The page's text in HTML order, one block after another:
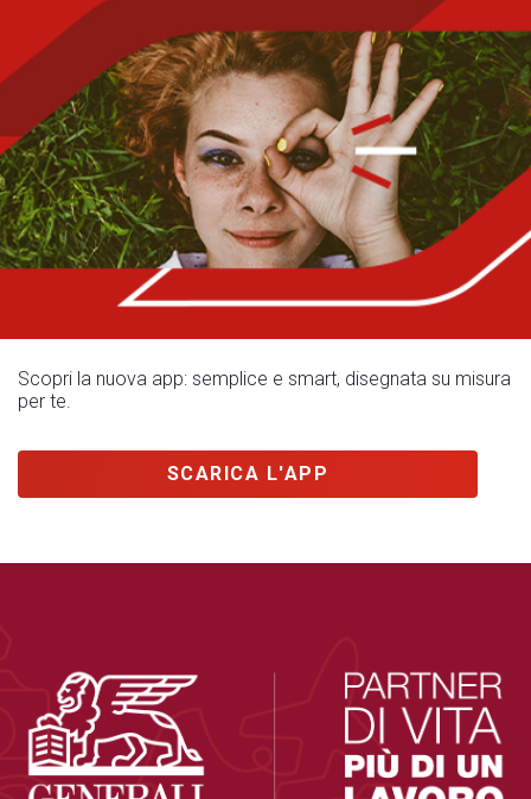
Scopri la nuova app: semplice e smart, disegnata su misura
per te.
SCARICA L'APP